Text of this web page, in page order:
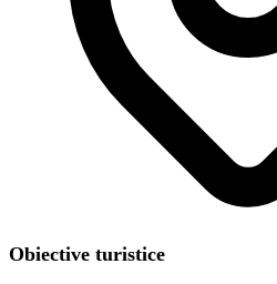
Obiective turistice